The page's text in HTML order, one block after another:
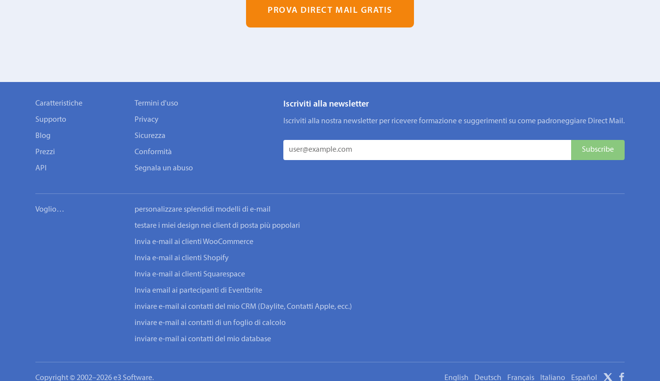
PROVA DIRECT MAIL GRATIS
Caratteristiche
Supporto
Blog
Prezzi
API
Termini d'uso
Privacy
Sicurezza
Conformità
Segnala un abuso
Iscriviti alla newsletter
Iscriviti alla nostra newsletter per ricevere formazione e suggerimenti su come padroneggiare Direct Mail.
Voglio… personalizzare splendidi modelli di e-mail
testare i miei design nei client di posta più popolari
Invia e-mail ai clienti WooCommerce
Invia e-mail ai clienti Shopify
Invia e-mail ai clienti Squarespace
Invia email ai partecipanti di Eventbrite
inviare e-mail ai contatti del mio CRM (Daylite, Contatti Apple, ecc.)
inviare e-mail ai contatti di un foglio di calcolo
inviare e-mail ai contatti del mio database
Copyright © 2002–2026 e3 Software. English Deutsch Français Italiano Español